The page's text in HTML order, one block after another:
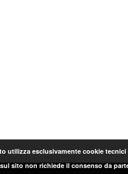
utilizza esclusivamente cookie
sul sito non richiede il consenso da